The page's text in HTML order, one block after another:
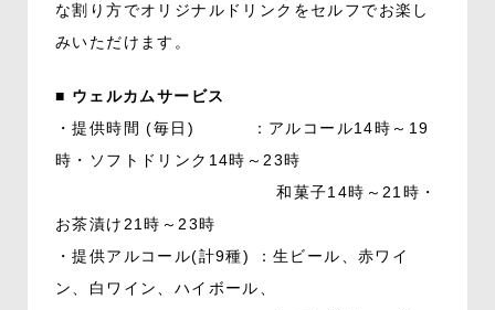
な割り方でオリジナルドリンクをセルフでお楽し
みいただけます。
■ ウェルカムサービス
・提供時間 (毎日) ：アルコール14時～19
時・ソフトドリンク14時～23時
和菓子14時～21時・
お茶漬け21時～23時
・提供アルコール(計9種) ：生ビール、赤ワイ
ン、白ワイン、ハイボール、